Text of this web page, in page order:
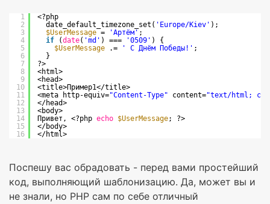
1
2
3
4
5
6
7
8
9
10
11
12
13
14
15
16
<?php
date_default_timezone_set( 'Europe/Kiev' );
$UserMessage = 'Артём' ;
if
(date( 'md' ) === '0509' ) {
$UserMessage
.= ' С Днём Победы!' ;
}
?>
<html>
<head>
<title>Пример1</title>
<meta http-equiv="Content-Type" content="text/html;
</head>
<body>
Привет, <?php echo $UserMessage; ?>
</body>
</html>
Поспешу вас обрадовать - перед вами простейший
код, выполняющий шаблонизацию. Да, может вы и
не знали, но PHP сам по себе отличный